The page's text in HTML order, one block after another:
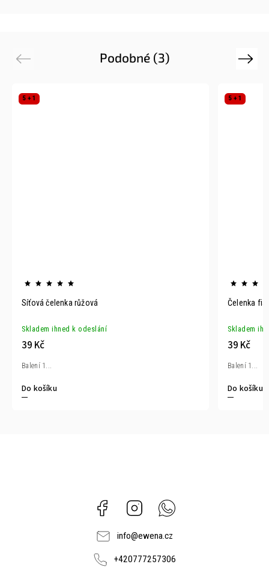
Podobné (3)
Previous
5 + 1
Síťová čelenka růžová
Skladem ihned k odeslání
39 Kč
Do košíku
Balení 1...
5 + 1
Čelenka
Skladem
39 Kč
Do košíku
Balení 1...
Next
Facebook Instagram
info@ewena.cz
+420777257306